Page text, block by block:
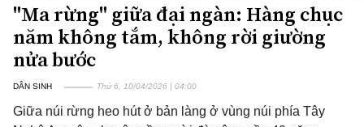
"Ma rừng" giữa đại ngàn: Hàng chục
năm không tắm, không rời giường
nửa bước
DÂN SINH Thứ 6, 10/04/2026 | 04:00
Giữa núi rừng heo hút ở bản làng ở vùng núi phía Tây